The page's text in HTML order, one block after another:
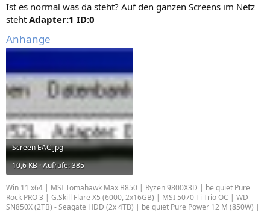
Ist es normal was da steht? Auf den ganzen Screens im Netz
steht Adapter:1 ID:0
Anhänge
Screen EAC.jpg
10,6 KB · Aufrufe: 385
Win 11 x64 | MSI Tomahawk Max B850 | Ryzen 9800X3D | be quiet Pure
Rock PRO 3 | G.Skill Flare X5 (6000, 2x16GB) | MSI 5070 Ti Trio OC | WD
SN850X (2TB) - Seagate HDD (2x 4TB) | be quiet Pure Power 12 M (850W) |